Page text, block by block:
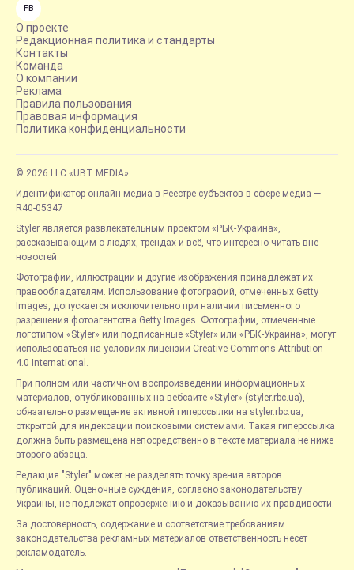
FB
О проекте
Редакционная политика и стандарты
Контакты
Команда
О компании
Реклама
Правила пользования
Правовая информация
Политика конфиденциальности
© 2026 LLC «UBT MEDIA»
Идентификатор онлайн-медиа в Реестре субъектов в сфере медиа —
R40-05347
Styler является развлекательным проектом «РБК-Украина»,
рассказывающим о людях, трендах и всё, что интересно читать вне
новостей.
Фотографии, иллюстрации и другие изображения принадлежат их
правообладателям. Использование фотографий, отмеченных Getty
Images, допускается исключительно при наличии письменного
разрешения фотоагентства Getty Images. Фотографии, отмеченные
логотипом «Styler» или подписанные «Styler» или «РБК-Украина», могут
использоваться на условиях лицензии Creative Commons Attribution
4.0 International.
При полном или частичном воспроизведении информационных
материалов, опубликованных на вебсайте «Styler» (styler.rbc.ua),
обязательно размещение активной гиперссылки на styler.rbc.ua,
открытой для индексации поисковыми системами. Такая гиперссылка
должна быть размещена непосредственно в тексте материала не ниже
второго абзаца.
Редакция "Styler" может не разделять точку зрения авторов
публикаций. Оценочные суждения, согласно законодательству
Украины, не подлежат опровержению и доказыванию их правдивости.
За достоверность, содержание и соответствие требованиям
законодательства рекламных материалов ответственность несет
рекламодатель.